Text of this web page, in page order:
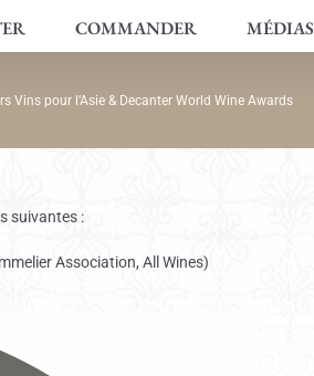
COMMANDER MÉDIAS
Vins pour l’Asie & Decanter World Wine Awards
suivantes :
Association, All Wines)